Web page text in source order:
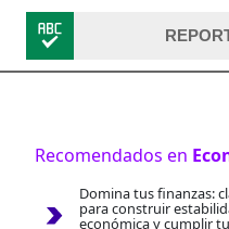
Recomendados en
Domina tus finanzas:
para construir
económica y cumplir